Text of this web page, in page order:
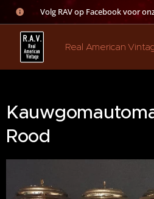
👉 Volg RAV op Facebook voor
Real American
Rood